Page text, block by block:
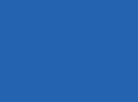
bei